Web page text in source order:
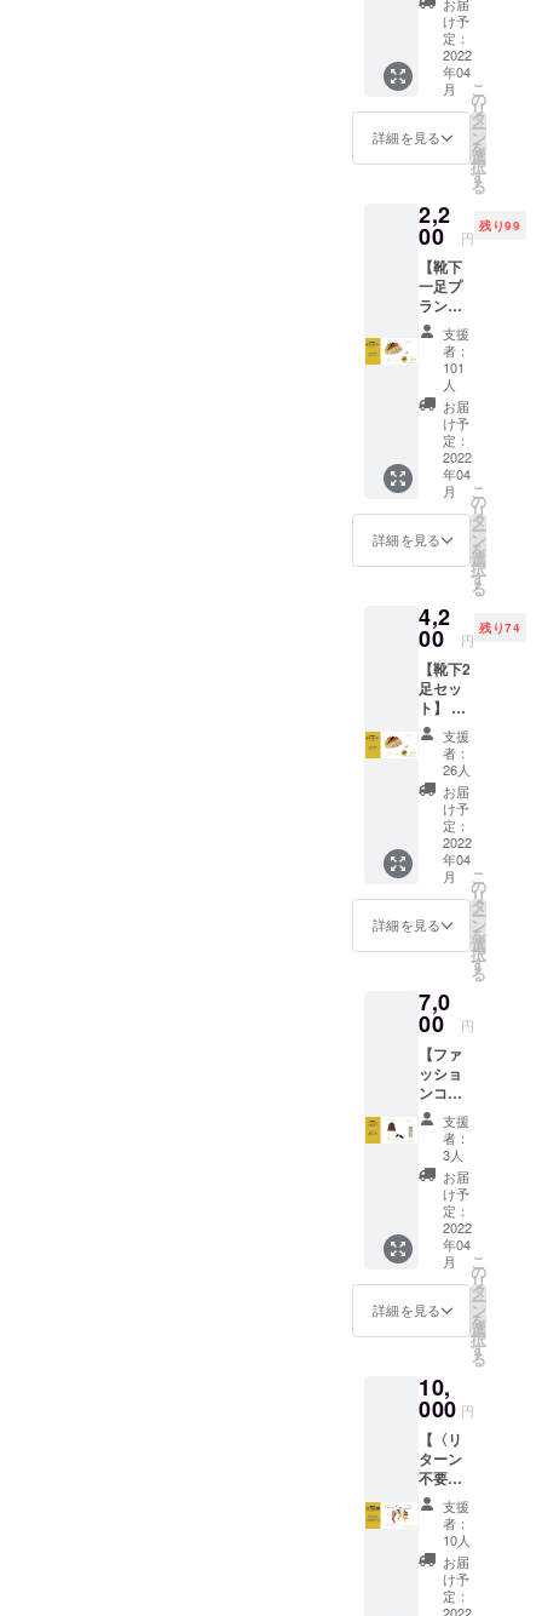
本当に
ありが
とうご
ざいま
す。 ②
お礼の
メッ
セージ
をお手
送らせ
て頂き
ます。
▼注意
・備考
欄にお
名前
（漢字/
カタカ
ナフル
ネー
ム）で
ご記入
下さ
い。
け予
定：
2022
年04
月
詳細を見る
こ
の
リ
タ
ー
ン
を
選
択
す
る
2,2
00 円
残り99
【靴下
一足プ
ラン】
▼内容
①靴下
一足お
好きな
色 ②ク
ラウド
ファン
ディン
グ限定
オリジ
ナルス
テッ
レター
（小）
▼詳細
・靴下1
色、ス
テッ
カー、
手紙の
詰め合
わせプ
ランで
す。 ・
靴下、
ステッ
カー、
手紙は
同時に
注意 ・
靴下の
サイ
ズ、色
をお選
びくだ
さい。
・備考
欄にお
名前
（漢字/
カタカ
ナフル
ネー
ム）で
下さ
い。 ・
込みの
値段設
定で
す。靴
下本来
の価格
に、ス
テッ
カーや
手紙、
セミ
ナー参
支援
者：
101
人
お届
け予
定：
2022
年04
月
詳細を見る
こ
の
リ
タ
ー
ン
を
選
択
す
る
4,2
00 円
残り74
【靴下2
足セッ
ト】 ▼
内容 ①
靴下2足
お好き
な色 ②
クラウ
ドファ
ンディ
ング限
定オリ
ジナル
ステッ
カー ③
サン
レター
（小）
▼詳細
・靴下2
色、ス
テッ
カー、
手紙の
詰め合
わせプ
ランで
す。 ・
靴下、
ステッ
カー、
手紙は
同時に
注意 ・
靴下の
サイ
ズ、色
の組み
合わせ
をお選
びくだ
さい。
・2足と
も、同
じサイ
支援
者：
26人
お届
け予
定：
2022
年04
月
詳細を見る
こ
の
リ
タ
ー
ン
を
選
択
す
る
7,0
00 円
【ファ
ッショ
ンコー
ディ
ネー
ト】 ▼
内容
①4時間
の中
で、お
客様の
予算、
イメー
ジに合
わせて
一緒に
ディ
ネート
をくみ
ます。
▼注意
・服や
靴など
商品購
入に掛
かる費
用は別
途負担
支援
者：
3人
お届
け予
定：
2022
年04
月
詳細を見る
こ
の
リ
タ
ー
ン
を
選
択
す
る
10,
000 円
【〈リ
ターン
不要の
方へ〉
全力応
援プラ
ン】 ▼
内容 ①
全力の
支援
者：
10人
お届
け予
定：
2022